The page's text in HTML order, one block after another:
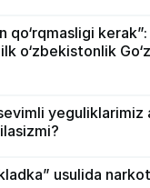
qo‘rqmasligi
o‘zbekistonlik
yeguliklarimiz
usulida